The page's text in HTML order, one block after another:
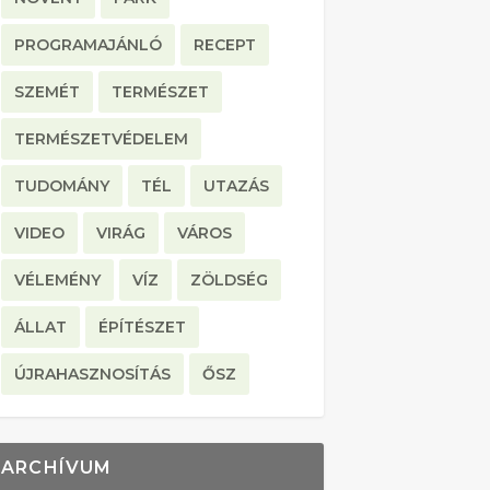
PROGRAMAJÁNLÓ RECEPT
SZEMÉT TERMÉSZET
TERMÉSZETVÉDELEM
TUDOMÁNY TÉL UTAZÁS
VIDEO VIRÁG VÁROS
VÉLEMÉNY VÍZ ZÖLDSÉG
ÁLLAT ÉPÍTÉSZET
ÚJRAHASZNOSÍTÁS ŐSZ
ARCHÍVUM